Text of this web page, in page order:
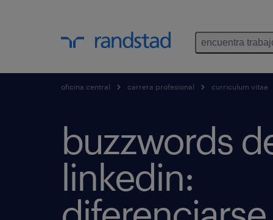
encuentra
oficina central carrera profesional curriculum vitae
buzzwords
linkedin: